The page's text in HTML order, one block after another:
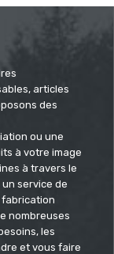
articles
des
ou une
à votre image
à travers le
service de
fabrication
nombreuses
les
et vous faire